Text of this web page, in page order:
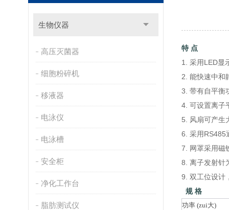
生物仪器
高压灭菌器
细胞粉碎机
移液器
电泳仪
电泳槽
安全柜
净化工作台
脂肪测试仪
特 点
1. 采用LED显
2. 能快速中和
3. 带有自平衡
4. 可设置离子
5. 风扇可产生
6. 采用RS485
7. 网罩采用磁
8. 离子发射针
9. 双工位设计
规 格
功率 (zui大)